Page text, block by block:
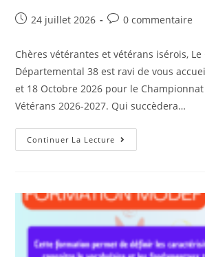
Post24 juillet 2026
Post0 commentaire
Chères vétérantes et vétérans isérois, Le
Départemental 38 est ravi de vous
et 18 Octobre 2026 pour le
Vétérans 2026-2027. Qui succèdera…
Continuer La Lecture Championnat
Départemental